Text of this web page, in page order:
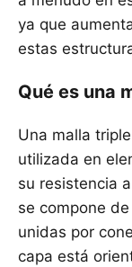
ya que
estas
Qué es una
Una malla
utilizada en
su resistencia
se compone de
unidas por
capa está